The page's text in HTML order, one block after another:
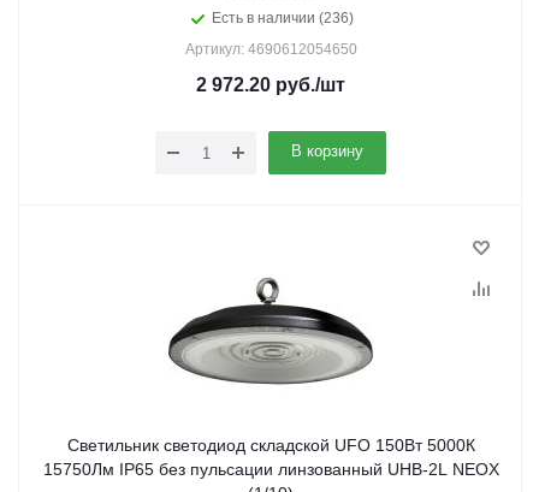
Есть в наличии (236)
Артикул: 4690612054650
2 972.20 руб./шт
В корзину
Светильник светодиод складской UFO 150Вт 5000К
15750Лм IP65 без пульсации линзованный UHB-2L NEOX